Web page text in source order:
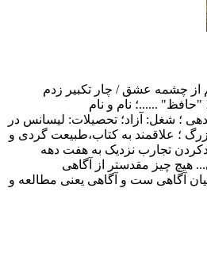
چشمه عشق / چار تکبیر زدم
......؛ نام و نام
؛ شغل: آزاد؛ تحصیلات: لیسانس در
؛ علاقمند به کتاب،طبیعت گردی و
تجارب نزدیک به هفت دهه
هیچ چیز مقدستر از آگاهی
آگاهی ست و آگاهی یعنی مطالعه و